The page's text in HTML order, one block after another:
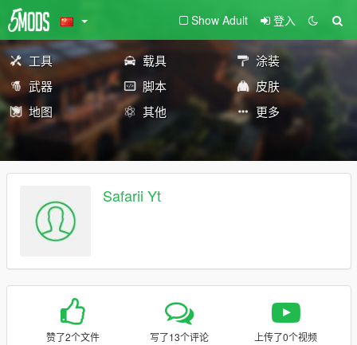
Show Adult 登入
工具 载具
涂装
武器
脚本
皮肤
地图
其他 更多
Safarii Yt
赞了2个文件 写了13个评论 上传了0个视频